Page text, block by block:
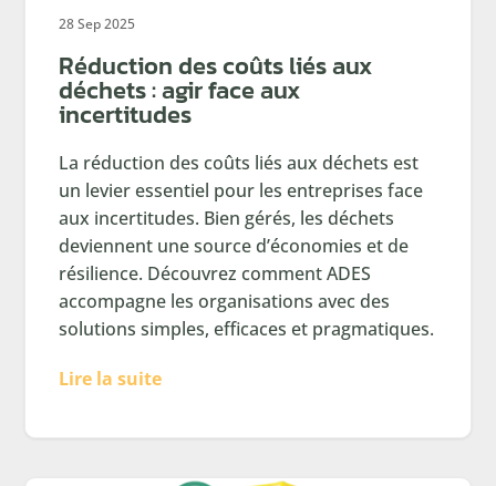
Réduction des coûts liés aux
déchets : agir face aux
incertitudes
La réduction des coûts liés aux déchets est
un levier essentiel pour les entreprises face
aux incertitudes. Bien gérés, les déchets
deviennent une source d’économies et de
résilience. Découvrez comment ADES
accompagne les organisations avec des
solutions simples, efficaces et pragmatiques.
Lire la suite
28 Sep 2025